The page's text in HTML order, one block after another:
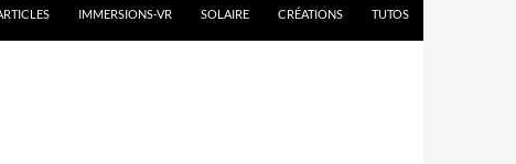
IMMERSIONS-VR SOLAIRE CRÉATIONS TUTOS